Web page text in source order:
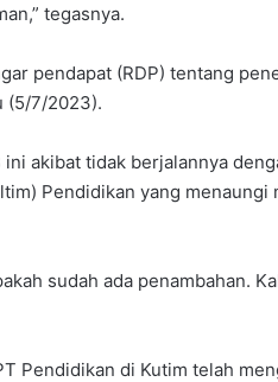
tegasnya.
pendapat (RDP) tentang
(5/7/2023).
akibat tidak berjalannya
Pendidikan yang menaungi
sudah ada penambahan.
Pendidikan di Kutim telah